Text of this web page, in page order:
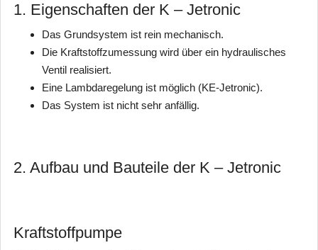
1. Eigenschaften der K – Jetronic
Das Grundsystem ist rein mechanisch.
Die Kraftstoffzumessung wird über ein hydraulisches
Ventil realisiert.
Eine Lambdaregelung ist möglich (KE-Jetronic).
Das System ist nicht sehr anfällig.
2. Aufbau und Bauteile der K – Jetronic
Kraftstoffpumpe